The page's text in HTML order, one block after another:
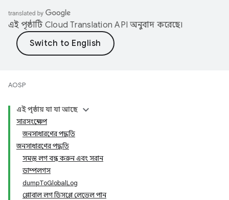
এই পৃষ্ঠাটি Cloud Translation API অনুবাদ করেছে।
AOSP
এই পৃষ্ঠায় যা যা আছে
সারসংক্ষেপ
জনসাধারণের পদ্ধতি
জনসাধারণের পদ্ধতি
সমস্ত লগ বন্ধ করুন এবং সরান
ডাম্পলগস
dumpToGlobalLog
গ্লোবাল লগ ডিসপ্লে লেভেল পান